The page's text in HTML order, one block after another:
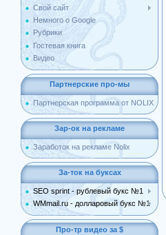
Свой сайт
Немного о Google
Рубрики
Гостевая книга
Видео
Партнерские про-мы
Партнерская программа от NOLIX
Зар-ок на рекламе
Заработок на рекламе Nolix
За-ток на буксах
SEO sprint - рублевый букс №1
WMmail.ru - долларовый букс №1
Про-тр видео за $